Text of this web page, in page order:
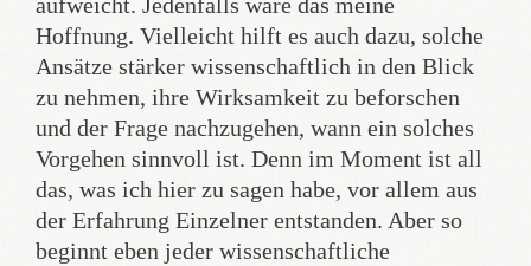
Hoffnung. Vielleicht hilft es auch dazu, solche
Ansätze stärker wissenschaftlich in den Blick
zu nehmen, ihre Wirksamkeit zu beforschen
und der Frage nachzugehen, wann ein solches
Vorgehen sinnvoll ist. Denn im Moment ist all
das, was ich hier zu sagen habe, vor allem aus
der Erfahrung Einzelner entstanden. Aber so
beginnt eben jeder wissenschaftliche